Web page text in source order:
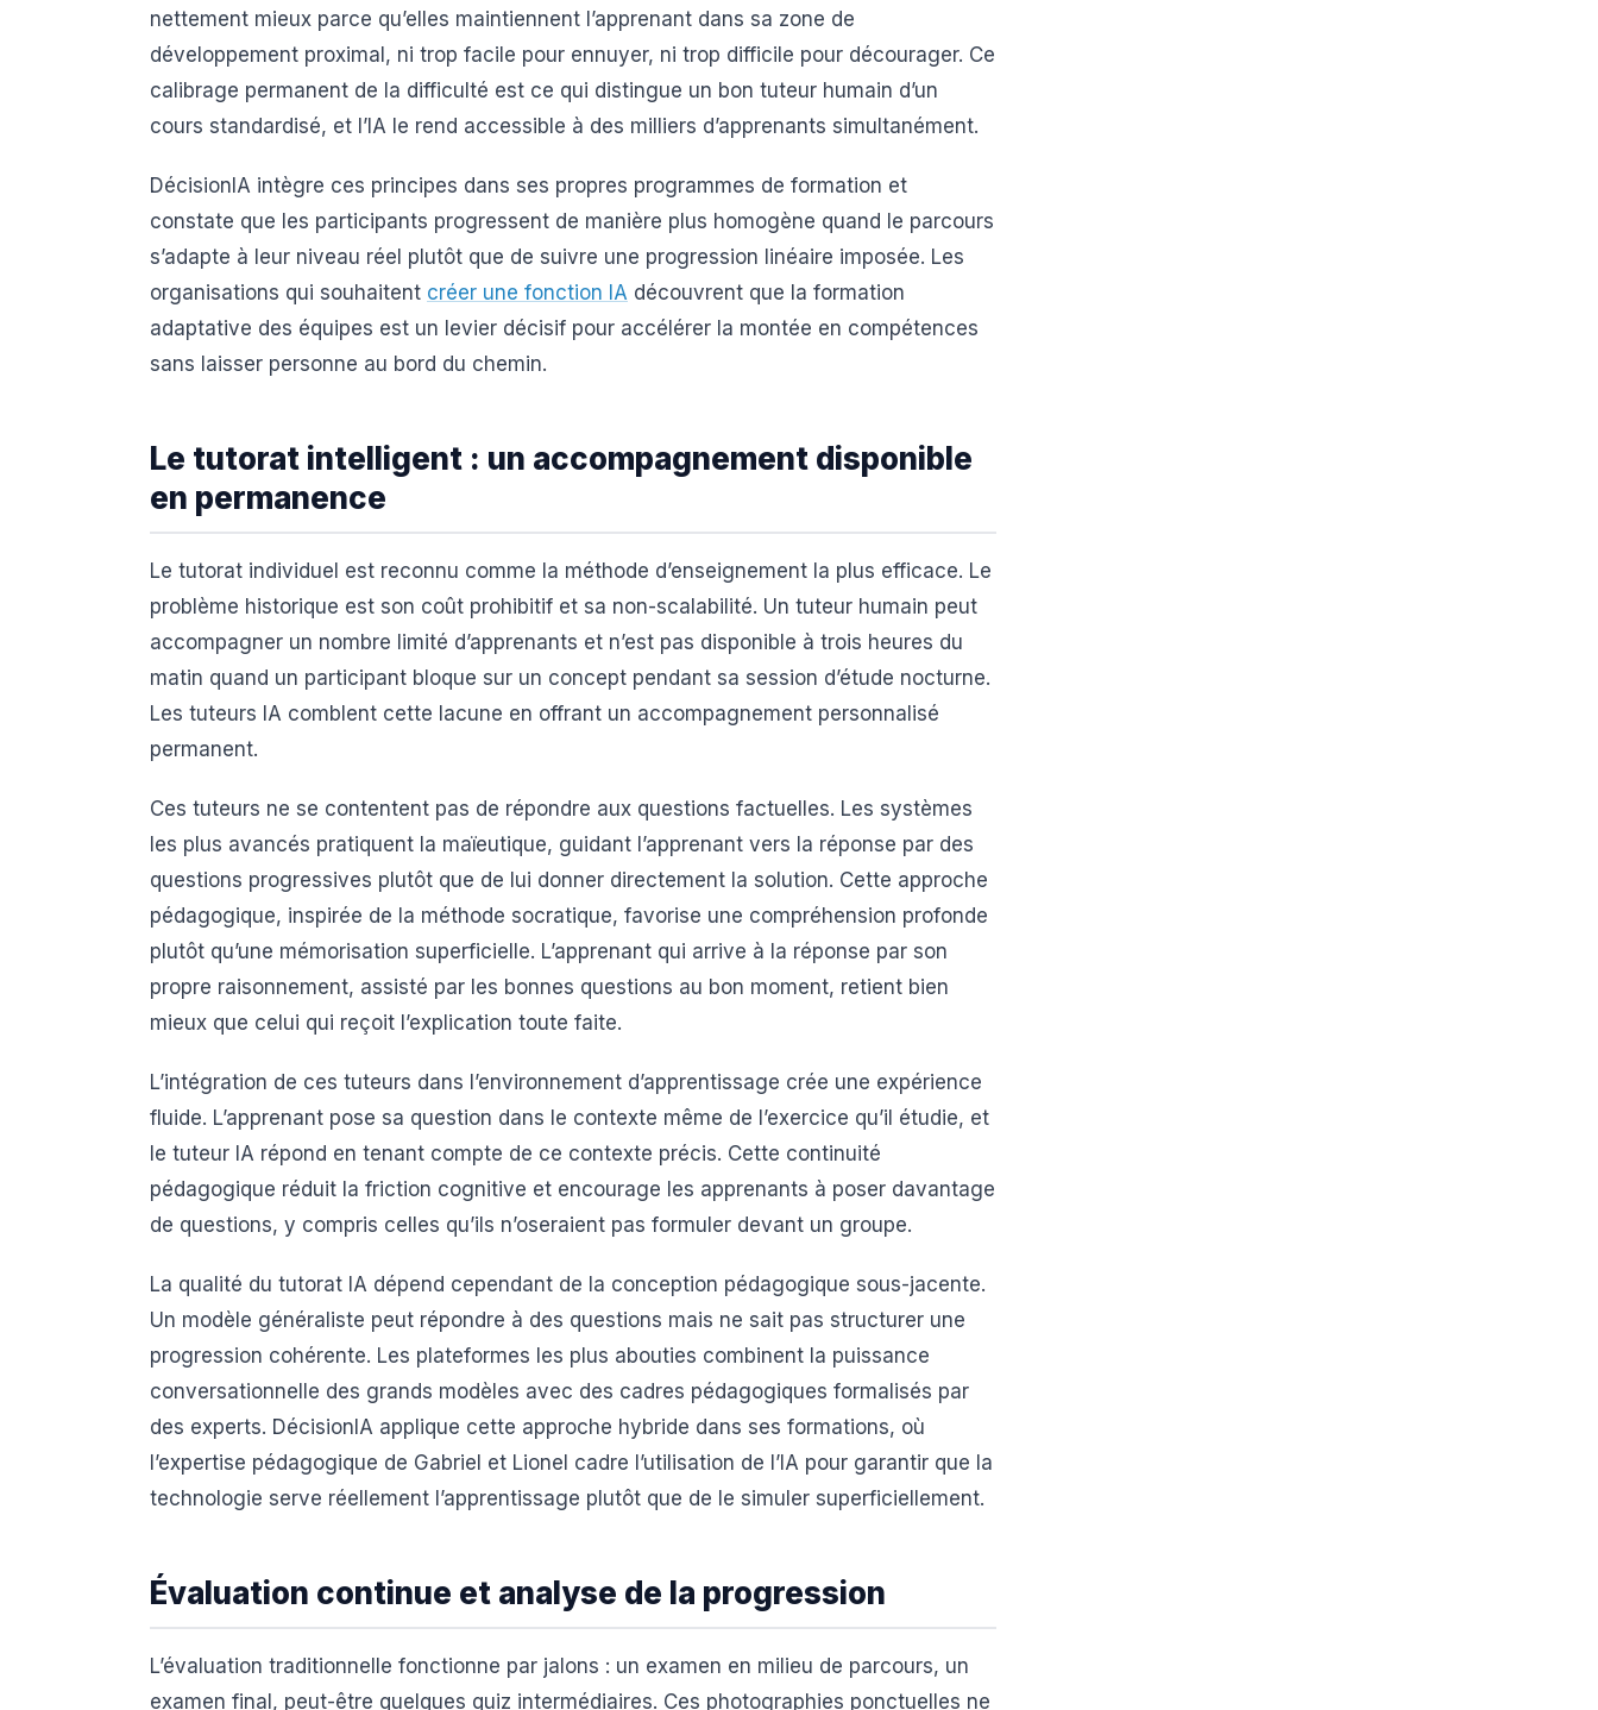
nettement mieux parce qu’elles maintiennent l’apprenant dans sa zone de
développement proximal, ni trop facile pour ennuyer, ni trop difficile pour décourager. Ce
calibrage permanent de la difficulté est ce qui distingue un bon tuteur humain d’un
cours standardisé, et l’IA le rend accessible à des milliers d’apprenants simultanément.
DécisionIA intègre ces principes dans ses propres programmes de formation et
constate que les participants progressent de manière plus homogène quand le parcours
s’adapte à leur niveau réel plutôt que de suivre une progression linéaire imposée. Les
organisations qui souhaitent créer une fonction IA découvrent que la formation
adaptative des équipes est un levier décisif pour accélérer la montée en compétences
sans laisser personne au bord du chemin.
Le tutorat intelligent : un accompagnement disponible
en permanence
Le tutorat individuel est reconnu comme la méthode d’enseignement la plus efficace. Le
problème historique est son coût prohibitif et sa non-scalabilité. Un tuteur humain peut
accompagner un nombre limité d’apprenants et n’est pas disponible à trois heures du
matin quand un participant bloque sur un concept pendant sa session d’étude nocturne.
Les tuteurs IA comblent cette lacune en offrant un accompagnement personnalisé
permanent.
Ces tuteurs ne se contentent pas de répondre aux questions factuelles. Les systèmes
les plus avancés pratiquent la maïeutique, guidant l’apprenant vers la réponse par des
questions progressives plutôt que de lui donner directement la solution. Cette approche
pédagogique, inspirée de la méthode socratique, favorise une compréhension profonde
plutôt qu’une mémorisation superficielle. L’apprenant qui arrive à la réponse par son
propre raisonnement, assisté par les bonnes questions au bon moment, retient bien
mieux que celui qui reçoit l’explication toute faite.
L’intégration de ces tuteurs dans l’environnement d’apprentissage crée une expérience
fluide. L’apprenant pose sa question dans le contexte même de l’exercice qu’il étudie, et
le tuteur IA répond en tenant compte de ce contexte précis. Cette continuité
pédagogique réduit la friction cognitive et encourage les apprenants à poser davantage
de questions, y compris celles qu’ils n’oseraient pas formuler devant un groupe.
La qualité du tutorat IA dépend cependant de la conception pédagogique sous-jacente.
Un modèle généraliste peut répondre à des questions mais ne sait pas structurer une
progression cohérente. Les plateformes les plus abouties combinent la puissance
conversationnelle des grands modèles avec des cadres pédagogiques formalisés par
des experts. DécisionIA applique cette approche hybride dans ses formations, où
l’expertise pédagogique de Gabriel et Lionel cadre l’utilisation de l’IA pour garantir que la
technologie serve réellement l’apprentissage plutôt que de le simuler superficiellement.
Évaluation continue et analyse de la progression
L’évaluation traditionnelle fonctionne par jalons : un examen en milieu de parcours, un
examen final, peut-être quelques quiz intermédiaires. Ces photographies ponctuelles ne